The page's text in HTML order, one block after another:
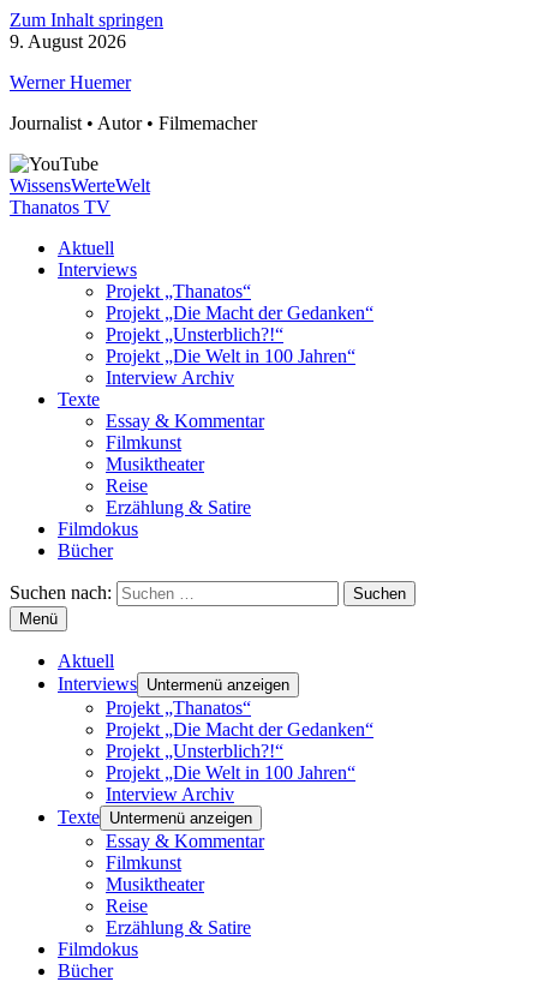
Zum Inhalt springen
9. August 2026
Werner Huemer
Journalist • Autor • Filmemacher
WissensWerteWelt
Thanatos TV
Aktuell
Interviews
Projekt „Thanatos“
Projekt „Die Macht der Gedanken“
Projekt „Unsterblich?!“
Projekt „Die Welt in 100 Jahren“
Interview Archiv
Texte
Essay & Kommentar
Filmkunst
Musiktheater
Reise
Erzählung & Satire
Filmdokus
Bücher
Suchen nach:
Menü
Aktuell
Interviews Untermenü anzeigen
Projekt „Thanatos“
Projekt „Die Macht der Gedanken“
Projekt „Unsterblich?!“
Projekt „Die Welt in 100 Jahren“
Interview Archiv
Texte Untermenü anzeigen
Essay & Kommentar
Filmkunst
Musiktheater
Reise
Erzählung & Satire
Filmdokus
Bücher